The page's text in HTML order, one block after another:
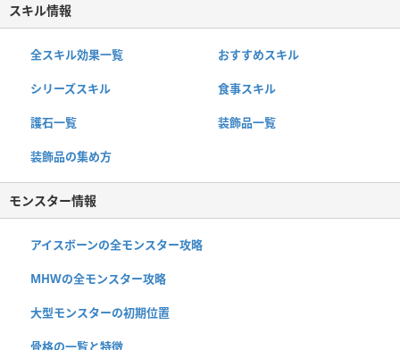
スキル情報
全スキル効果一覧 おすすめスキル
シリーズスキル 食事スキル
護石一覧 装飾品一覧
装飾品の集め方
モンスター情報
アイスボーンの全モンスター攻略
MHWの全モンスター攻略
大型モンスターの初期位置
骨格の一覧と特徴